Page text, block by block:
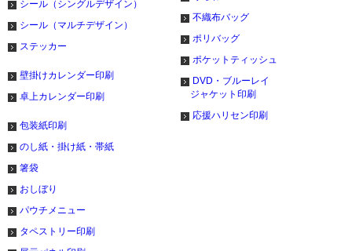
シール（シングルデザイン）
シール（マルチデザイン）
ステッカー
壁掛けカレンダー印刷
卓上カレンダー印刷
包装紙印刷
のし紙・掛け紙・帯紙
箸袋
おしぼり
パウチメニュー
不織布バッグ
ポリバッグ
ポケットティッシュ
DVD・ブルーレイ
ジャケット印刷
応援ハリセン印刷
タペストリー印刷